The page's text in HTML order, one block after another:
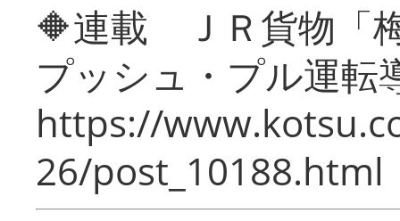
🔶連載 ＪＲ貨物「
プッシュ・プル運転
https://
26/post_10188.html